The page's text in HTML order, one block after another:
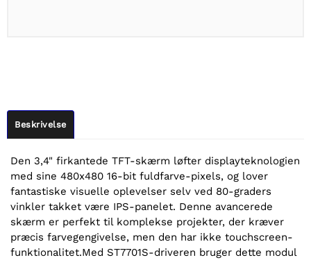
Beskrivelse
Den 3,4" firkantede TFT-skærm løfter displayteknologien
med sine 480x480 16-bit fuldfarve-pixels, og lover
fantastiske visuelle oplevelser selv ved 80-graders
vinkler takket være IPS-panelet. Denne avancerede
skærm er perfekt til komplekse projekter, der kræver
præcis farvegengivelse, men den har ikke touchscreen-
funktionalitet.Med ST7701S-driveren bruger dette modul